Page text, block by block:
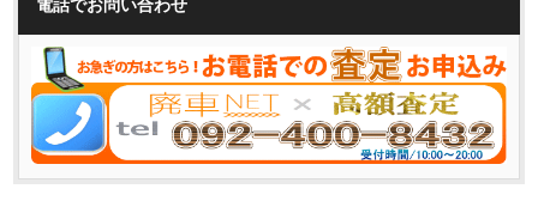
電話でお問い合わせ